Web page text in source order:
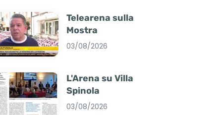
Telearena sulla
Mostra
03/08/2026
L'Arena su Villa
Spinola
03/08/2026